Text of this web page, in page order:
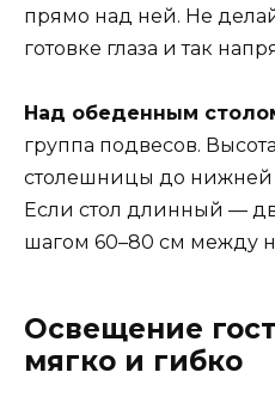
прямо над ней. Не
готовке глаза и так
Над обеденным
группа подвесов.
столешницы до нижней
Если стол длинный —
шагом 60–80 см между
Освещение
мягко и гибко